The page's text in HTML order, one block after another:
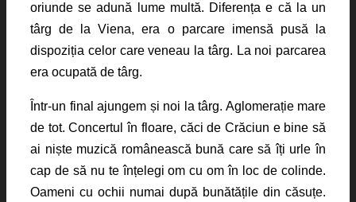
oriunde se adună lume multă. Diferența e că la un
târg de la Viena, era o parcare imensă pusă la
dispoziția celor care veneau la târg. La noi parcarea
era ocupată de târg.
Într-un final ajungem și noi la târg. Aglomerație mare
de tot. Concertul în floare, căci de Crăciun e bine să
ai niște muzică românească bună care să îți urle în
cap de să nu te înțelegi om cu om în loc de colinde.
Oameni cu ochii numai după bunătățile din căsuțe.